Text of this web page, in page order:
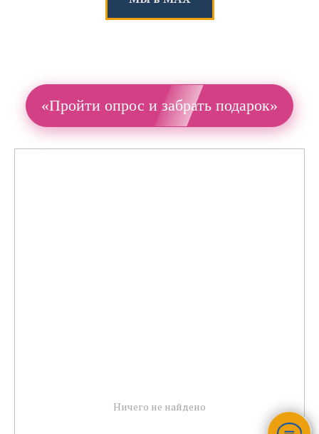
«Пройти опрос и забрать подарок»
Ничего не найдено